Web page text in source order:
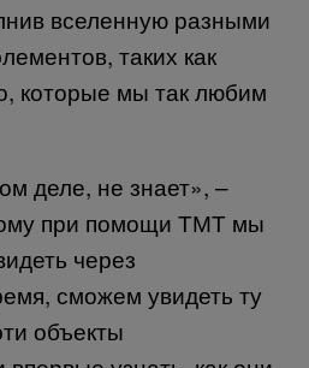
вселенную разными
таких как
которые мы так любим
деле, не знает», –
при помощи ТМТ мы
через
сможем увидеть ту
объекты